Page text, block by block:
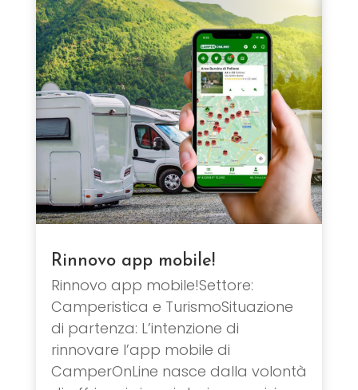
Rinnovo app mobile!
Rinnovo app mobile!Settore:
Camperistica e TurismoSituazione
di partenza: L’intenzione di
rinnovare l’app mobile di
CamperOnLine nasce dalla volontà